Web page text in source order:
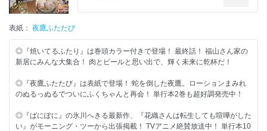
表紙： 夜鷹ふたたび
◎『焼いてるふたり』は巻頭カラー付きで登場！ 最終話！ 福山さん家の
新居にみんな大集合！ 肉とビールと思い出で、輝く未来に乾杯だ！
◎『夜鷹ふたたび』は表紙で登場！ 蛇を倒した夜鷹。ローションまみれ
のぬるっぬるでついにふくちゃんと再会！ 単行本2巻も超好調発売中！
◎『ぱにぽに』の氷川へきる最新作、『花織さんは転生しても喧嘩がした
い』がモーニング・ツーから出張掲載！ TVアニメ絶賛放送中！ 単行本10